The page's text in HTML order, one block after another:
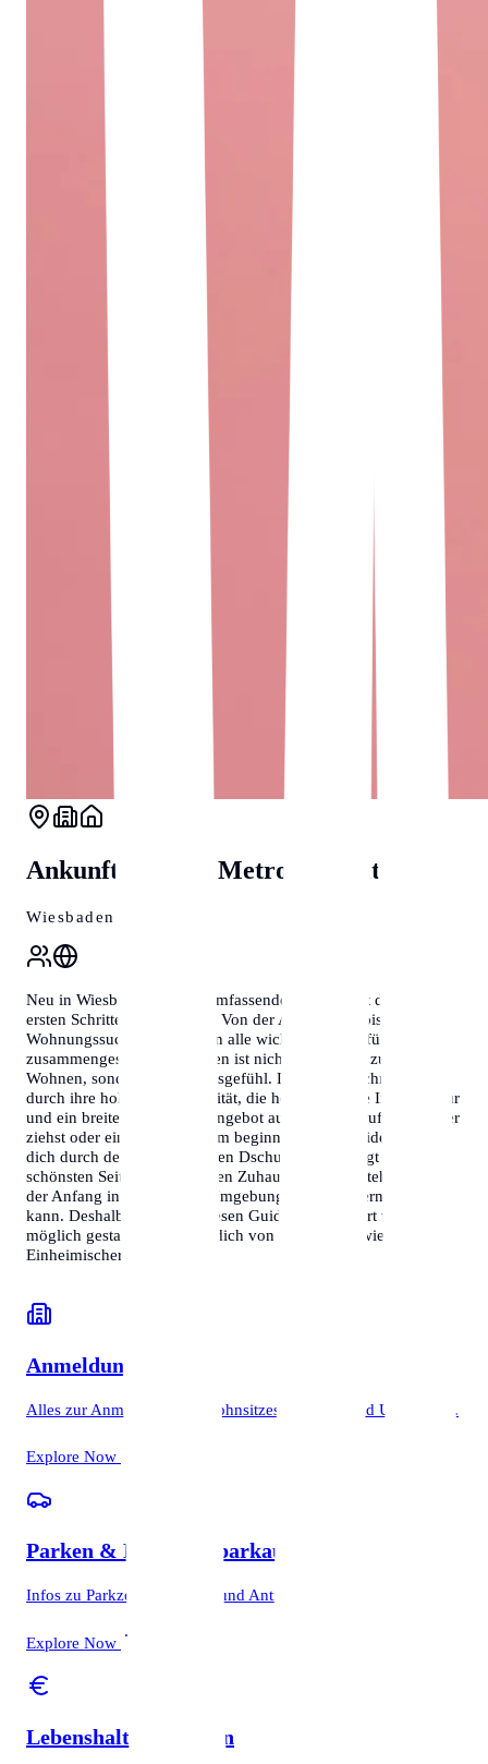
Ankunft in einer Metropole mit Herz
Wiesbaden
Neu in Wiesbaden? Unser umfassender Guide hilft dir bei den
ersten Schritten in der Stadt. Von der Anmeldung bis zur
Wohnungssuche – wir haben alle wichtigen Infos für dich
zusammengestellt. Wiesbaden ist nicht nur ein Ort zum
Wohnen, sondern ein Lebensgefühl. Die Stadt zeichnet sich
durch ihre hohe Lebensqualität, die hervorragende Infrastruktur
und ein breites kulturelles Angebot aus. Ob du beruflich hierher
ziehst oder ein neues Studium beginnst, dieser Guide begleitet
dich durch den bürokratischen Dschungel und zeigt dir die
schönsten Seiten deines neuen Zuhauses. Wir verstehen, dass
der Anfang in einer neuen Umgebung herausfordernd sein
kann. Deshalb haben wir diesen Guide so detailliert wie
möglich gestaltet, damit du dich von Tag eins an wie ein
Einheimischer fühlst.
Anmeldung
Alles zur Anmeldung des Wohnsitzes, Termine und Unterlagen.
Explore Now
Parken & Bewohnerparkausweis
Infos zu Parkzonen, Kosten und Antragstellung.
Explore Now
Lebenshaltungskosten